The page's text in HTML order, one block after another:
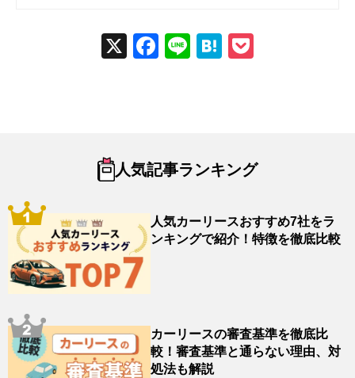
X
Fac
Line
Hat
人気記事ランキング
人気カーリースおすすめ7社をラ
ンキングで紹介！特徴を徹底比較
カーリースの審査基準を徹底比
較！審査基準と通らない理由、対
処法も解説